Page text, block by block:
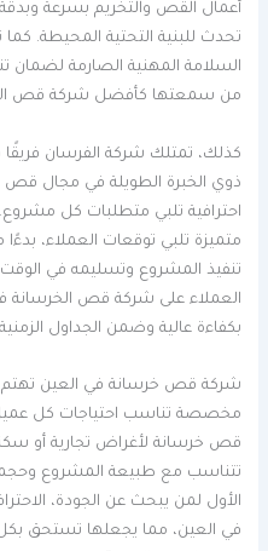
أعمال القص والتخريم بسرعة وبدقة
تحدث للبنية التحتية المحيطة.
السلامة المهنية الصارمة لضمان
من سمعتها كأفضل شركة قص
كذلك، تمتلك شركة الفرسان
ذوي الخبرة الطويلة في مجال قص
احترافية تلبي متطلبات كل
متميزة تلبي توقعات العملاء، بدءًا
تنفيذ المشروع وتسليمه في
العملاء على شركة قص الخرسانة
بكفاءة عالية وضمن الجداول الزمنية
شركة قص خرسانة في العين تهتم
مخصصة تناسب احتياجات كل
قص خرسانة لأغراض تجارية أو
تتناسب مع طبيعة المشروع
الأول لمن يبحث عن الجودة،
في العين، مما يجعلها تستحق